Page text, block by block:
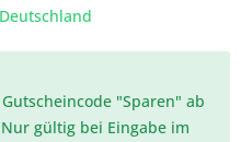
"Sparen" ab
gültig bei Eingabe im